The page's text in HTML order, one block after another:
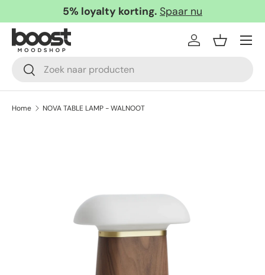
Ga naar inhoud
5% loyalty korting. Spaar nu
Zoeken
Zoeken
InloggenMandje
Menu
Home NOVA TABLE LAMP - WALNOOT